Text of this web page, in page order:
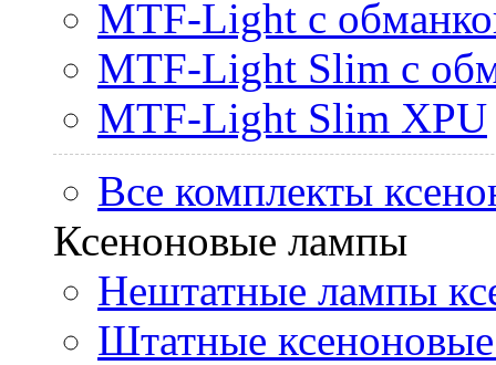
MTF-Light с
MTF-Light Slim с
MTF-Light Slim XPU
Все комплекты
Ксеноновые лампы
Нештатные лампы
Штатные